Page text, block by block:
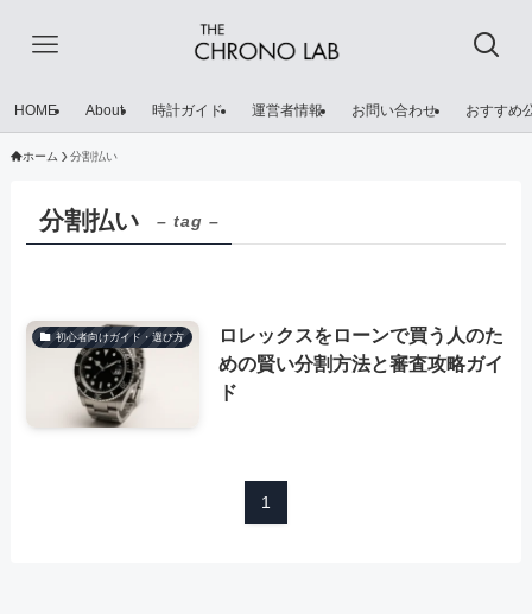
HOME About 時計ガイド 運営者情報 お問い合わせ おすすめ
ホーム 分割払い
分割払い – tag –
初心者向けガイド・選び方
ロレックスをローンで買う人のた
めの賢い分割方法と審査攻略ガイ
ド
1